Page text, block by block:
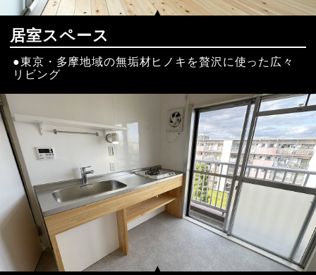
居室スペース
東京・多摩地域の無垢材ヒノキを贅沢に使った広々
リビング